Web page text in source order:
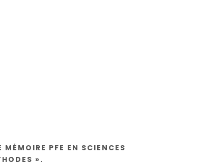
PFE EN SCIENCES
».